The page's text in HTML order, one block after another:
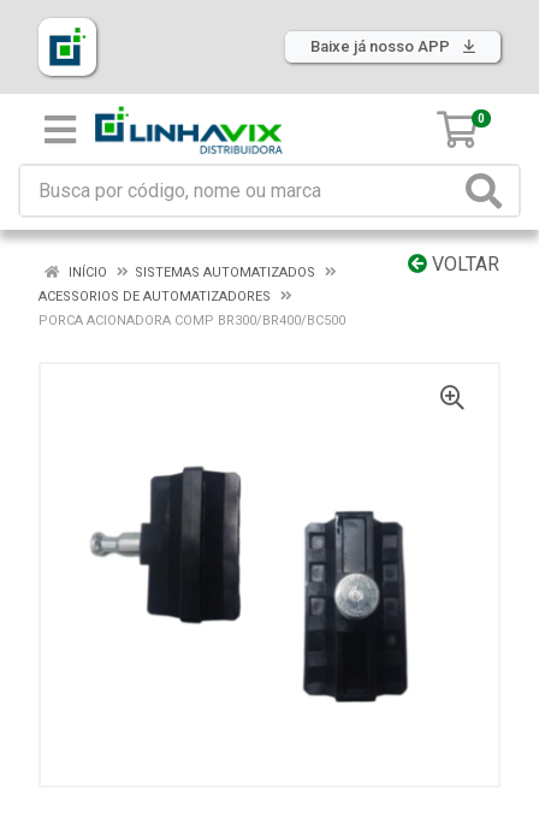
Baixe já nosso APP
0
VOLTAR
INÍCIO
SISTEMAS AUTOMATIZADOS
ACESSORIOS DE AUTOMATIZADORES
PORCA ACIONADORA COMP BR300/BR400/BC500